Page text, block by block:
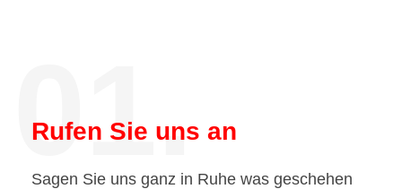
01.
Rufen Sie uns an
Sagen Sie uns ganz in Ruhe was geschehen